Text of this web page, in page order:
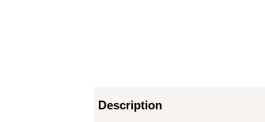
Description